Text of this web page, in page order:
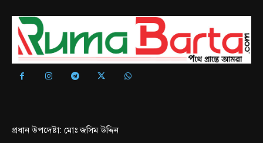
প্রধান উপদেষ্টা: মোঃ জসিম উদ্দিন